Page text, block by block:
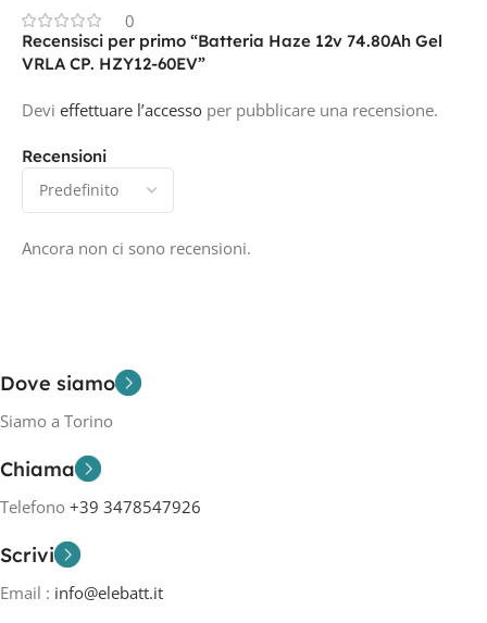
0
Recensioni
Ancora non ci sono recensioni.
Recensisci per primo “Batteria Haze 12v 74.80Ah Gel
VRLA CP. HZY12-60EV”
Devi effettuare l’accesso per pubblicare una recensione.
Dove siamo
Siamo a Torino
Chiama
Telefono +39 3478547926
Scrivi
Email : info@elebatt.it